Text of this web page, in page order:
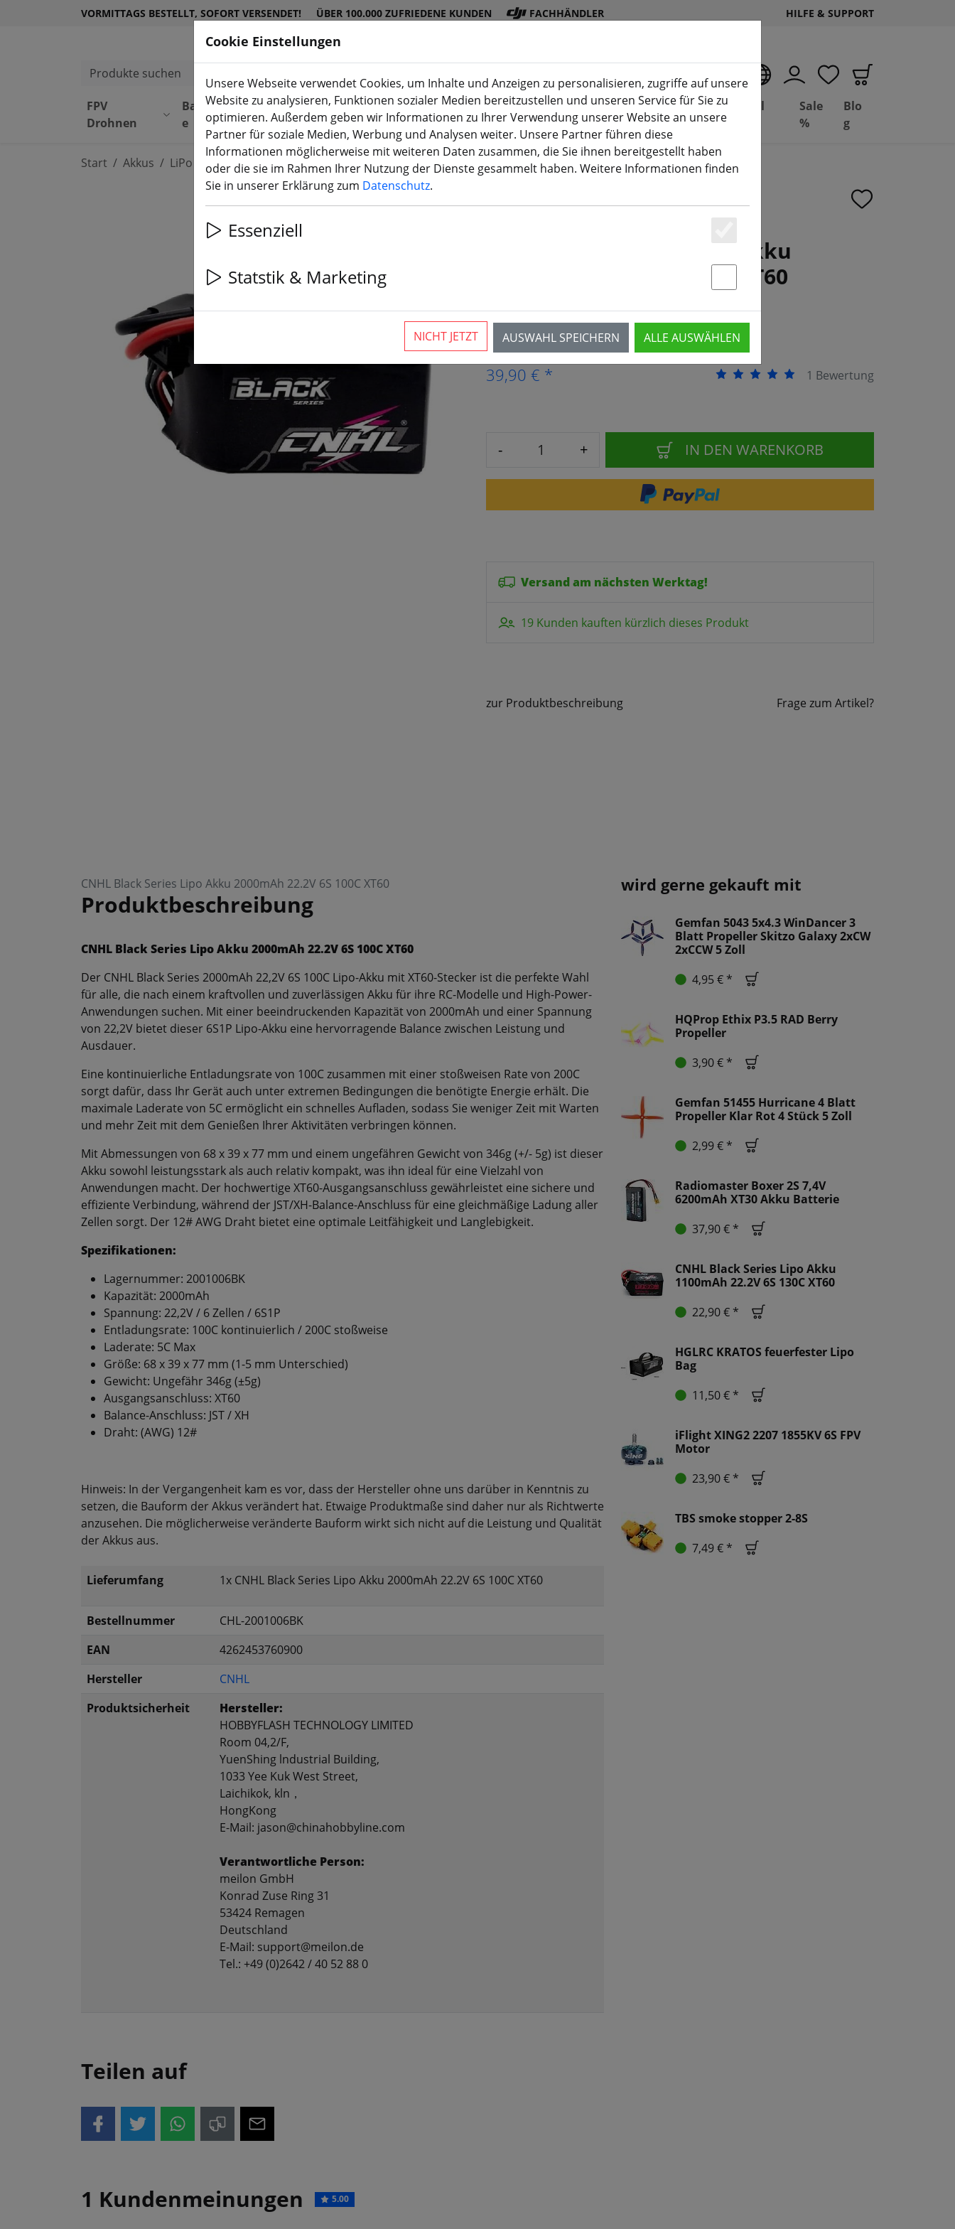
VORMITTAGS BESTELLT, SOFORT VERSENDET! ÜBER 100.000 ZUFRIEDENE KUNDEN FACHHÄNDLER HILFE & SUPPORT
Produkte suchen
FPV
Drohnen
Bauteil
e
Equipmen
t
DJI
Shop
Akku
s
Propelle
r
Zubehö
r
3D
Druck(aktuelle Seite)
Deal
Depot
Basil
Sale
%
Blo
g
Start Akkus LiPo Akku
CNHL Black Series Lipo Akku
2000mAh 22.2V 6S 100C XT60
Mehr als 10 verfügbar
1 Bewertung
39,90 € *
- + IN DEN WARENKORB
Versand am nächsten Werktag!
19 Kunden kauften kürzlich dieses Produkt
zur Produktbeschreibung Frage zum Artikel?
CNHL Black Series Lipo Akku 2000mAh 22.2V 6S 100C XT60
Produktbeschreibung
CNHL Black Series Lipo Akku 2000mAh 22.2V 6S 100C XT60
Der CNHL Black Series 2000mAh 22,2V 6S 100C Lipo-Akku mit XT60-Stecker ist die perfekte Wahl
für alle, die nach einem kraftvollen und zuverlässigen Akku für ihre RC-Modelle und High-Power-
Anwendungen suchen. Mit einer beeindruckenden Kapazität von 2000mAh und einer Spannung
von 22,2V bietet dieser 6S1P Lipo-Akku eine hervorragende Balance zwischen Leistung und
Ausdauer.
Eine kontinuierliche Entladungsrate von 100C zusammen mit einer stoßweisen Rate von 200C
sorgt dafür, dass Ihr Gerät auch unter extremen Bedingungen die benötigte Energie erhält. Die
maximale Laderate von 5C ermöglicht ein schnelles Aufladen, sodass Sie weniger Zeit mit Warten
und mehr Zeit mit dem Genießen Ihrer Aktivitäten verbringen können.
Mit Abmessungen von 68 x 39 x 77 mm und einem ungefähren Gewicht von 346g (+/- 5g) ist dieser
Akku sowohl leistungsstark als auch relativ kompakt, was ihn ideal für eine Vielzahl von
Anwendungen macht. Der hochwertige XT60-Ausgangsanschluss gewährleistet eine sichere und
effiziente Verbindung, während der JST/XH-Balance-Anschluss für eine gleichmäßige Ladung aller
Zellen sorgt. Der 12# AWG Draht bietet eine optimale Leitfähigkeit und Langlebigkeit.
Spezifikationen:
Lagernummer: 2001006BK
Kapazität: 2000mAh
Spannung: 22,2V / 6 Zellen / 6S1P
Entladungsrate: 100C kontinuierlich / 200C stoßweise
Laderate: 5C Max
Größe: 68 x 39 x 77 mm (1-5 mm Unterschied)
Gewicht: Ungefähr 346g (±5g)
Ausgangsanschluss: XT60
Balance-Anschluss: JST / XH
Draht: (AWG) 12#
Hinweis: In der Vergangenheit kam es vor, dass der Hersteller ohne uns darüber in Kenntnis zu
setzen, die Bauform der Akkus verändert hat. Etwaige Produktmaße sind daher nur als Richtwerte
anzusehen. Die möglicherweise veränderte Bauform wirkt sich nicht auf die Leistung und Qualität
der Akkus aus.
Lieferumfang 1x CNHL Black Series Lipo Akku 2000mAh 22.2V 6S 100C XT60
Bestellnummer
CHL-2001006BK
EAN
4262453760900
Hersteller
CNHL
Produktsicherheit
Hersteller:
HOBBYFLASH TECHNOLOGY LIMITED
Room 04,2/F,
YuenShing lndustrial Building,
1033 Yee Kuk West Street,
Laichikok, kln，
HongKong
E-Mail: jason@chinahobbyline.com
Verantwortliche Person:
meilon GmbH
Konrad Zuse Ring 31
53424 Remagen
Deutschland
E-Mail: support@meilon.de
Tel.: +49 (0)2642 / 40 52 88 0
Teilen auf
1 Kundenmeinungen 5.00
wird gerne gekauft mit
Gemfan 5043 5x4.3 WinDancer 3
Blatt Propeller Skitzo Galaxy 2xCW
2xCCW 5 Zoll
4,95 € *
HQProp Ethix P3.5 RAD Berry
Propeller
3,90 € *
Gemfan 51455 Hurricane 4 Blatt
Propeller Klar Rot 4 Stück 5 Zoll
2,99 € *
Radiomaster Boxer 2S 7,4V
6200mAh XT30 Akku Batterie
37,90 € *
CNHL Black Series Lipo Akku
1100mAh 22.2V 6S 130C XT60
22,90 € *
HGLRC KRATOS feuerfester Lipo
Bag
11,50 € *
iFlight XING2 2207 1855KV 6S FPV
Motor
23,90 € *
TBS smoke stopper 2-8S
7,49 € *
Cookie Einstellungen
Unsere Webseite verwendet Cookies, um Inhalte und Anzeigen zu personalisieren, zugriffe auf unsere
Website zu analysieren, Funktionen sozialer Medien bereitzustellen und unseren Service für Sie zu
optimieren. Außerdem geben wir Informationen zu Ihrer Verwendung unserer Website an unsere
Partner für soziale Medien, Werbung und Analysen weiter. Unsere Partner führen diese
Informationen möglicherweise mit weiteren Daten zusammen, die Sie ihnen bereitgestellt haben
oder die sie im Rahmen Ihrer Nutzung der Dienste gesammelt haben. Weitere Informationen finden
Sie in unserer Erklärung zum Datenschutz.
Essenziell
Essenziell
Statstik & Marketing
AUSWAHL SPEICHERN ALLE AUSWÄHLEN
NICHT JETZT